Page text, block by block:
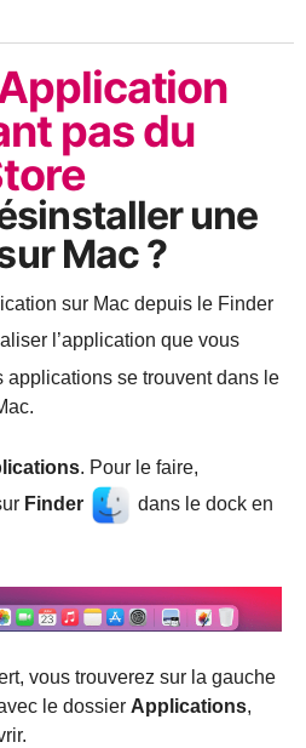
pas du
une
Mac ?
sur Mac depuis le Finder
l’application que vous
applications se trouvent dans le
. Pour le faire,
Finder
dans le dock en
vous trouverez sur la gauche
le dossier Applications,